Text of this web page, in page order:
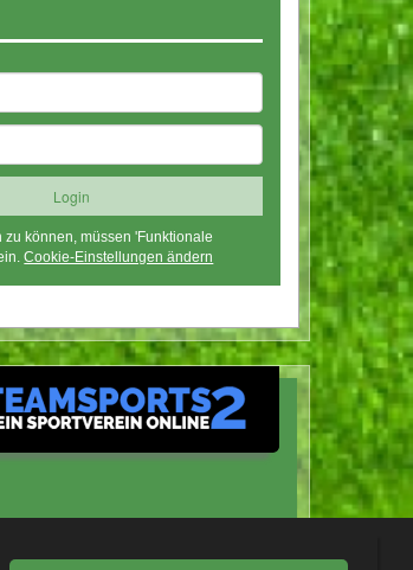
zu können, müssen 'Funktionale
Cookie-Einstellungen ändern